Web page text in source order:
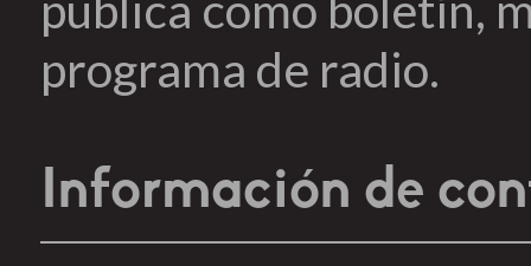
programa de radio.
Información de